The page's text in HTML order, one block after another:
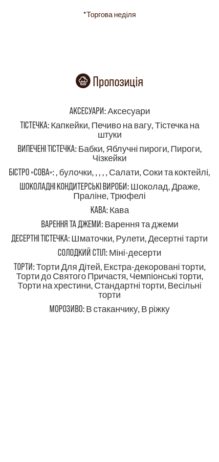
*Торгова неділя
Пропозиція
АКСЕСУАРИ:Аксесуари
ТІСТЕЧКА:Капкейки, Печиво на вагу,Тістечка на
штуки
ВИПЕЧЕНІ ТІСТЕЧКА:Бабки, Яблучні пироги, Пироги,
Чізкейки
БІСТРО «СОВА»:, булочки, , , , , Салати, Соки та коктейлі,
ШОКОЛАДНІ КОНДИТЕРСЬКІ ВИРОБИ:Шоколад,Драже,
Праліне,Трюфелі
КАВА:Кава
ВАРЕННЯ ТА ДЖЕМИ:Варення та джеми
ДЕСЕРТНІ ТІСТЕЧКА:Шматочки, Рулети,Десертні тарти
СОЛОДКИЙ СТІЛ:Міні-десерти
ТОРТИ:Торти Для Дітей, Екстра-декоровані торти,
Торти до Святого Причастя, Чемпіонські торти,
Торти на хрестини, Стандартні торти, Весільні
торти
МОРОЗИВО:В стаканчику, В ріжку